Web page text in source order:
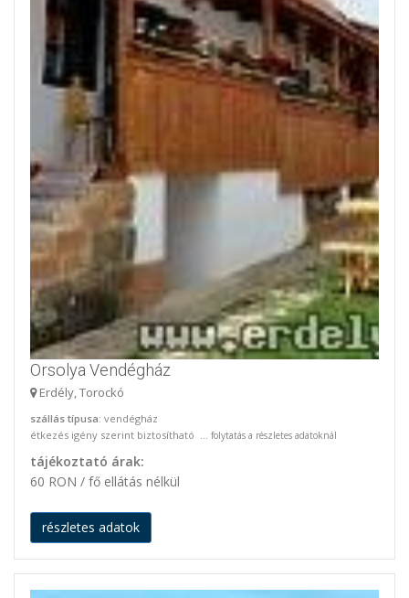
Orsolya Vendégház
Erdély, Torockó
szállás típusa: vendégház
étkezés igény szerint biztosítható ... folytatás a részletes adatoknál
tájékoztató árak:
60 RON / fő ellátás nélkül
részletes adatok